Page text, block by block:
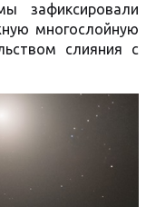
зафиксировали
многослойную
слияния с